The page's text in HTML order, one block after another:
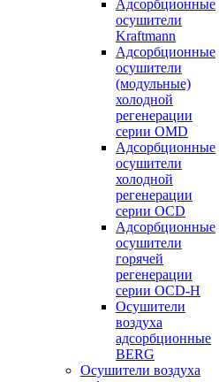
Адсорбционные
осушители
Kraftmann
Адсорбционные
осушители
(модульные)
холодной
регенерации
серии OMD
Адсорбционные
осушители
холодной
регенерации
серии OCD
Адсорбционные
осушители
горячей
регенерации
серии OСD-H
Осушители
воздуха
адсорбционные
BERG
Осушители воздуха